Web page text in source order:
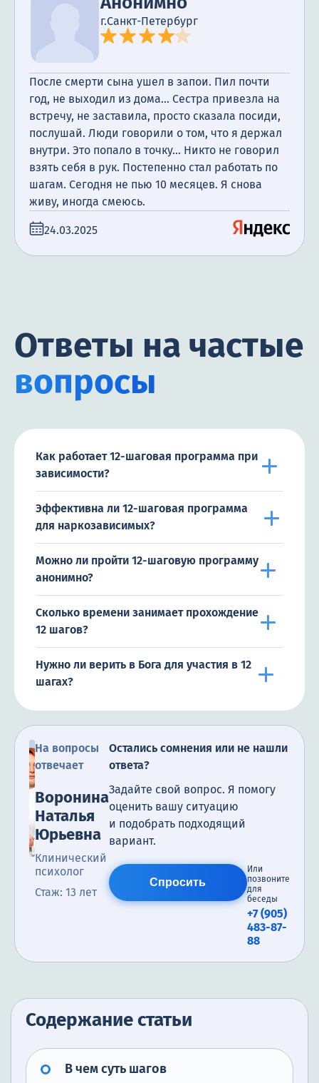
г.Санкт-Петербург
После смерти сына ушел в запои. Пил почти
год, не выходил из дома... Сестра привезла на
встречу, не заставила, просто сказала посиди,
послушай. Люди говорили о том, что я держал
внутри. Это попало в точку... Никто не говорил
взять себя в рук. Постепенно стал работать по
шагам. Сегодня не пью 10 месяцев. Я снова
живу, иногда смеюсь.
24.03.2025
Ответы на частые
вопросы
Как работает 12-шаговая программа при
зависимости?
Эффективна ли 12-шаговая программа
для наркозависимых?
Можно ли пройти 12-шаговую программу
анонимно?
Сколько времени занимает прохождение
12 шагов?
Нужно ли верить в Бога для участия в 12
шагах?
На вопросы
отвечает
Воронина
Наталья
Юрьевна
Клинический
психолог
Стаж: 13 лет
Остались сомнения или не нашли
ответа?
Задайте свой вопрос. Я помогу
оценить вашу ситуацию
и подобрать подходящий
вариант.
Спросить
Или
позвоните
для
беседы
+7 (905)
483-87-
88
Содержание статьи
В чем суть шагов